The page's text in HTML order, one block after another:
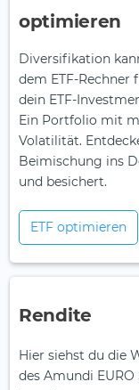
optimieren
Diversifikation
dem ETF-Rechner
dein ETF-
Ein Portfolio mit
Volatilität.
Beimischung ins
und besichert.
ETF optimieren
Rendite
Hier siehst du die
des Amundi EURO